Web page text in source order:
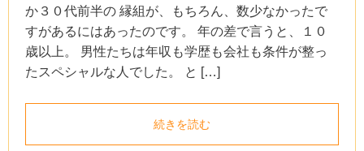
か３０代前半の 縁組が、もちろん、数少なかったで
すがあるにはあったのです。 年の差で言うと、１０
歳以上。 男性たちは年収も学歴も会社も条件が整っ
たスペシャルな人でした。 と […]
続きを読む